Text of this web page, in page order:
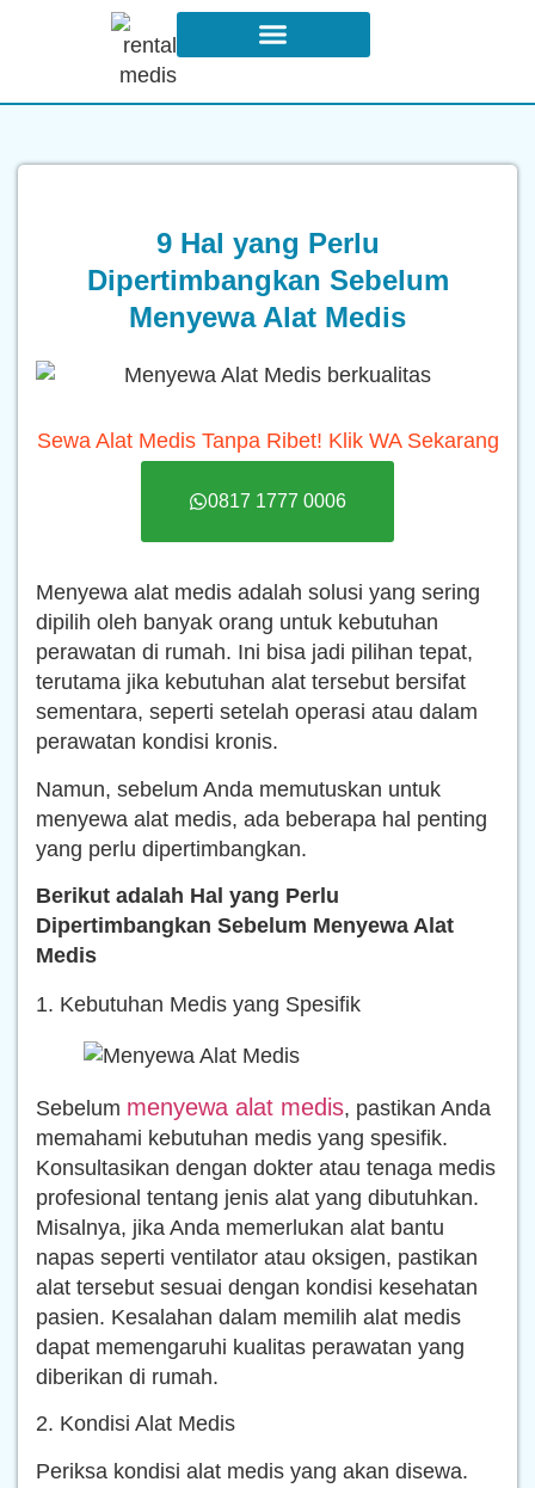
9 Hal yang Perlu
Dipertimbangkan Sebelum
Menyewa Alat Medis
Sewa Alat Medis Tanpa Ribet! Klik WA Sekarang
0817 1777 0006
Menyewa alat medis adalah solusi yang sering
dipilih oleh banyak orang untuk kebutuhan
perawatan di rumah. Ini bisa jadi pilihan tepat,
terutama jika kebutuhan alat tersebut bersifat
sementara, seperti setelah operasi atau dalam
perawatan kondisi kronis.
Namun, sebelum Anda memutuskan untuk
menyewa alat medis, ada beberapa hal penting
yang perlu dipertimbangkan.
Berikut adalah Hal yang Perlu
Dipertimbangkan Sebelum Menyewa Alat
Medis
1. Kebutuhan Medis yang Spesifik
Sebelum menyewa alat medis, pastikan Anda
memahami kebutuhan medis yang spesifik.
Konsultasikan dengan dokter atau tenaga medis
profesional tentang jenis alat yang dibutuhkan.
Misalnya, jika Anda memerlukan alat bantu
napas seperti ventilator atau oksigen, pastikan
alat tersebut sesuai dengan kondisi kesehatan
pasien. Kesalahan dalam memilih alat medis
dapat memengaruhi kualitas perawatan yang
diberikan di rumah.
2. Kondisi Alat Medis
Periksa kondisi alat medis yang akan disewa.